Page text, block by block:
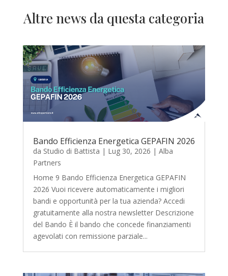
Altre news da questa categoria
Bando Efficienza Energetica GEPAFIN 2026
da Studio di Battista | Lug 30, 2026 | Alba
Partners
Home 9 Bando Efficienza Energetica GEPAFIN
2026 Vuoi ricevere automaticamente i migliori
bandi e opportunità per la tua azienda? Accedi
gratuitamente alla nostra newsletter Descrizione
del Bando È il bando che concede finanziamenti
agevolati con remissione parziale...